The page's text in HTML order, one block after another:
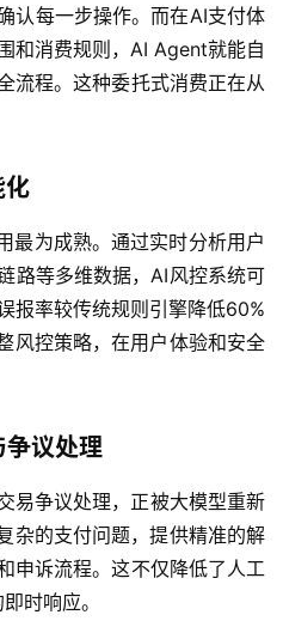
认每一步操作。而在AI支付体
和消费规则，AI Agent就能自
流程。这种委托式消费正在从
化
最为成熟。通过实时分析用户
路等多维数据，AI风控系统可
报率较传统规则引擎降低60%
风控策略，在用户体验和安全
议处理
易争议处理，正被大模型重新
杂的支付问题，提供精准的解
申诉流程。这不仅降低了人工
时响应。